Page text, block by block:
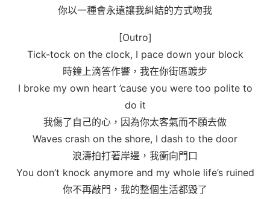
你以一種會永遠讓我糾結的方式吻我
[Outro]
Tick-tock on the clock, I pace down your block
時鐘上滴答作響，我在你街區踱步
I broke my own heart ’cause you were too polite to
do it
我傷了自己的心，因為你太客氣而不願去做
Waves crash on the shore, I dash to the door
浪濤拍打著岸邊，我衝向門口
You don’t knock anymore and my whole life’s ruined
你不再敲門，我的整個生活都毀了